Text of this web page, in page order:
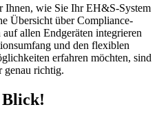
Ihnen, wie Sie Ihr EH&S-System
Übersicht über Compliance-
allen Endgeräten integrieren
und den flexiblen
erfahren möchten, sind
genau richtig.
Blick!